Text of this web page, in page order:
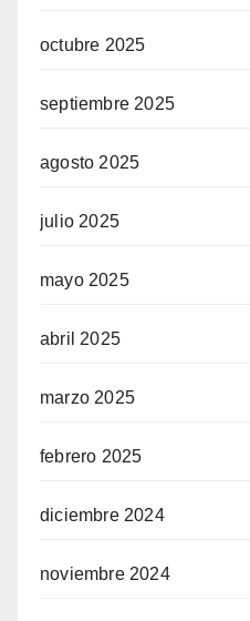
octubre 2025
septiembre 2025
agosto 2025
julio 2025
mayo 2025
abril 2025
marzo 2025
febrero 2025
diciembre 2024
noviembre 2024